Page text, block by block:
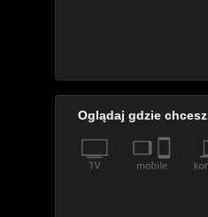
Oglądaj gdzie chcesz